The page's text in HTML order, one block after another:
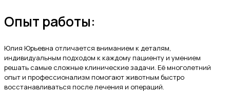
Опыт работы:
Юлия Юрьевна отличается вниманием к деталям,
индивидуальным подходом к каждому пациенту и умением
решать самые сложные клинические задачи. Её многолетний
опыт и профессионализм помогают животным быстро
восстанавливаться после лечения и операций.